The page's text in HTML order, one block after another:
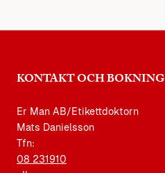
KONTAKT OCH BOKNING
Er Man AB/Etikettdoktorn
Mats Danielsson
Tfn:
08 231910